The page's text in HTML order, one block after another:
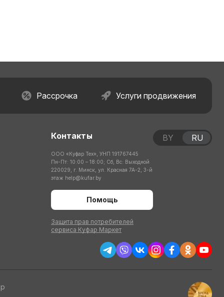
Рассрочка Услуги продвижения
Контакты
ООО «Куфар Тех», УНП 191767445
Пн-Пт: 10:00 – 18:00; Сб, Вс: Выходной
220029, г. Минск, ул. Красная 7А-2, 3-й
этаж help@kufar.by
Помощь
Защита прав потребителей
сервиса Куфар Маркет
BY RU